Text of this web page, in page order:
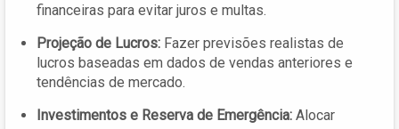
financeiras para evitar juros e multas.
Projeção de Lucros: Fazer previsões realistas de
lucros baseadas em dados de vendas anteriores e
tendências de mercado.
Investimentos e Reserva de Emergência: Alocar